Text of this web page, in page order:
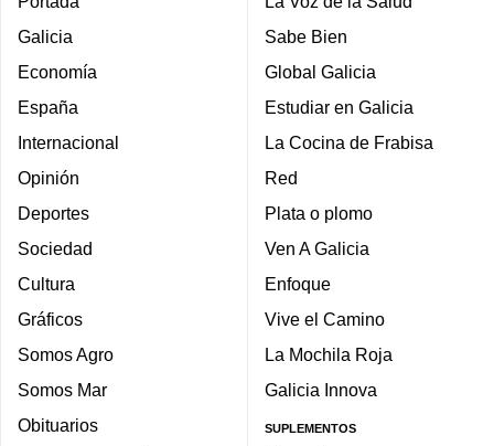
Galicia
Economía
España
Internacional
Opinión
Deportes
Sociedad
Cultura
Gráficos
Somos Agro
Somos Mar
Obituarios
Sabe Bien
Global Galicia
Estudiar en Galicia
La Cocina de Frabisa
Red
Plata o plomo
Ven A Galicia
Enfoque
Vive el Camino
La Mochila Roja
Galicia Innova
SUPLEMENTOS